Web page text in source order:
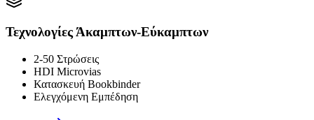
Τεχνολογίες Άκαμπτων-Εύκαμπτων
2-50 Στρώσεις
HDI Microvias
Κατασκευή Bookbinder
Ελεγχόμενη Εμπέδηση